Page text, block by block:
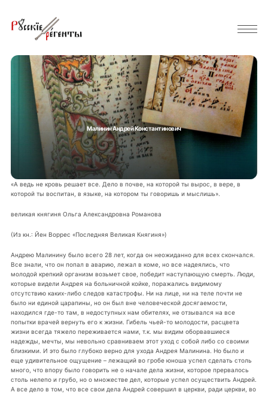
Малинин Андрей Константинович
«А ведь не кровь решает все. Дело в почве, на которой ты вырос, в вере, в
которой ты воспитан, в языке, на котором ты говоришь и мыслишь».
великая княгиня Ольга Александровна Романова
(Из кн.: Йен Воррес «Последняя Великая Княгиня»)
Андрею Малинину было всего 28 лет, когда он неожиданно для всех скончался.
Все знали, что он попал в аварию, лежал в коме, но все надеялись, что
молодой крепкий организм возьмет свое, победит наступающую смерть. Люди,
которые видели Андрея на больничной койке, поражались видимому
отсутствию каких-либо следов катастрофы. Ни на лице, ни на теле почти не
было ни единой царапины, но он был вне человеческой досягаемости,
находился где-то там, в недоступных нам обителях, не отзывался на все
попытки врачей вернуть его к жизни. Гибель чьей-то молодости, расцвета
жизни всегда тяжело переживается нами, т.к. мы видим оборвавшиеся
надежды, мечты, мы невольно сравниваем этот уход с собой либо со своими
близкими. И это было глубоко верно для ухода Андрея Малинина. Но было и
еще удивительное ощущение – лежащий во гробе юноша успел сделать столь
много, что впору было говорить не о начале дела жизни, которое прервалось
столь нелепо и грубо, но о множестве дел, которые успел осуществить Андрей.
А все дело в том, что все свои дела Андрей совершил в церкви, ради церкви, во